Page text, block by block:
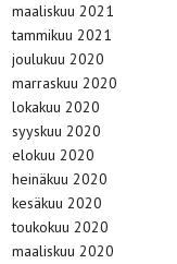
maaliskuu 2021
tammikuu 2021
joulukuu 2020
marraskuu 2020
lokakuu 2020
syyskuu 2020
elokuu 2020
heinäkuu 2020
kesäkuu 2020
toukokuu 2020
maaliskuu 2020